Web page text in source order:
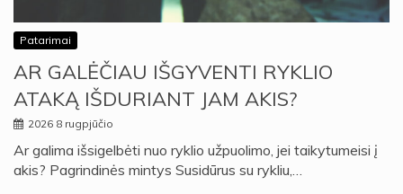
Patarimai
AR GALĖČIAU IŠGYVENTI RYKLIO
ATAKĄ IŠDURIANT JAM AKIS?
2026 8 rugpjūčio
Ar galima išsigelbėti nuo ryklio užpuolimo, jei taikytumeisi į
akis? Pagrindinės mintys Susidūrus su rykliu,…